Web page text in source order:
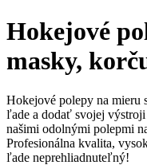
Hokejové
masky,
Hokejové polepy na mieru
ľade a dodať svojej
našimi odolnými polepmi
Profesionálna kvalita,
ľade neprehliadnuteľný!